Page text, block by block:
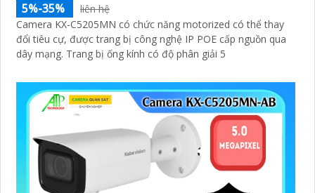
5%-35%
liên hệ
Camera KX-C5205MN có chức năng motorized có thể thay
đổi tiêu cự, được trang bị công nghệ IP POE cấp nguồn qua
dây mạng. Trang bị ống kính có độ phân giải 5